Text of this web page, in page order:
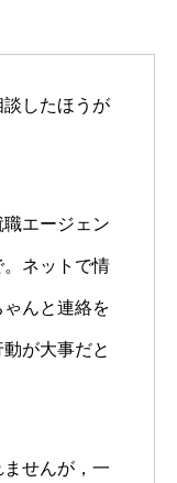
談したほうが
エージェン
。ネットで情
んと連絡を
が大事だと
せんが，一